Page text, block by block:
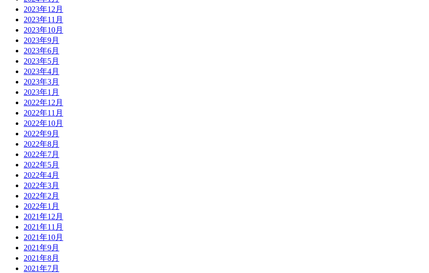
2023年12月
2023年11月
2023年10月
2023年9月
2023年6月
2023年5月
2023年4月
2023年3月
2023年1月
2022年12月
2022年11月
2022年10月
2022年9月
2022年8月
2022年7月
2022年5月
2022年4月
2022年3月
2022年2月
2022年1月
2021年12月
2021年11月
2021年10月
2021年9月
2021年8月
2021年7月